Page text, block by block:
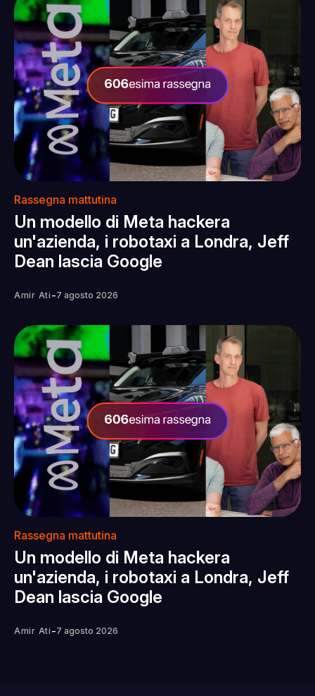
Rassegna mattutina
Un modello di Meta hackera
un'azienda, i robotaxi a Londra, Jeff
Dean lascia Google
Amir Ati -7 agosto 2026
Rassegna mattutina
Un modello di Meta hackera
un'azienda, i robotaxi a Londra, Jeff
Dean lascia Google
Amir Ati -7 agosto 2026